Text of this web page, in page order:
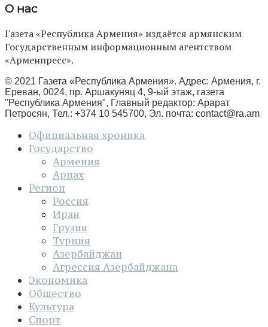
О нас
Газета «Республика Армения» издаётся армянским
Государственным информационным агентством
«Арменпресс».
© 2021 Газета «Республика Армения». Адрес: Армения, г.
Ереван, 0024, пр. Аршакуняц 4, 9-ый этаж, газета
"Республика Армения", Главный редактор: Арарат
Петросян, Тел.: +374 10 545700, Эл. почта: contact@ra.am
Официальная хроника
Государство
Армения
Арцах
Регион
Россия
Иран
Грузия
Турция
Азербайджан
Агрессия Азербайджана
Экономика
Общество
Культура
Спорт